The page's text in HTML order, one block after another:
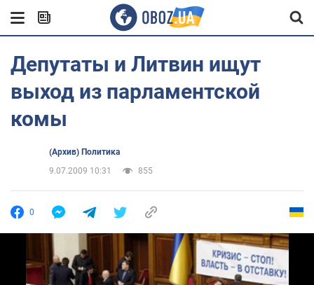
Депутаты и Литвин ищут
выход из парламентской
комы
(Архив) Политика
9.07.2009 10:31
855
0